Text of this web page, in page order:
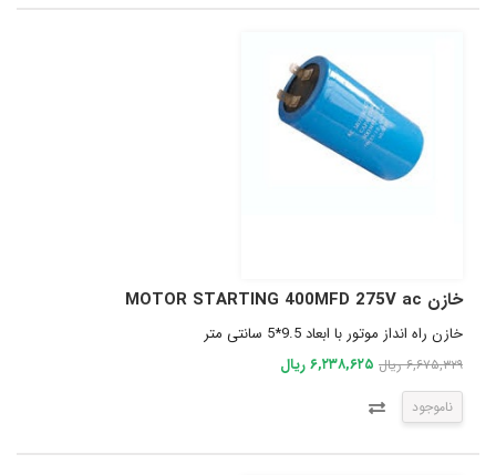
خازن MOTOR STARTING 400MFD 275V ac
خازن راه انداز موتور با ابعاد 9.5*5 سانتی متر
۶,۶۷۵,۳۲۹ ریال ۶,۲۳۸,۶۲۵ ریال
ناموجود